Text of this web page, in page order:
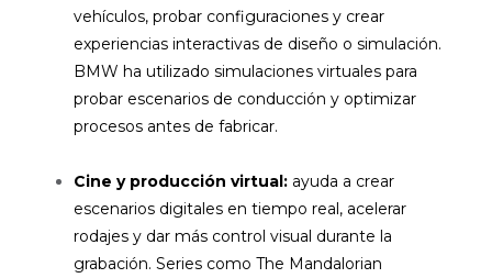
vehículos, probar configuraciones y crear
experiencias interactivas de diseño o simulación.
BMW ha utilizado simulaciones virtuales para
probar escenarios de conducción y optimizar
procesos antes de fabricar.
Cine y producción virtual: ayuda a crear
escenarios digitales en tiempo real, acelerar
rodajes y dar más control visual durante la
grabación. Series como The Mandalorian